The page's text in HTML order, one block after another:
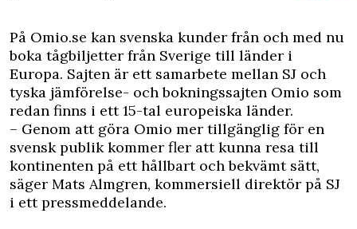
På Omio.se kan svenska kunder från och med nu
boka tågbiljetter från Sverige till länder i
Europa. Sajten är ett samarbete mellan SJ och
tyska jämförelse- och bokningssajten Omio som
redan finns i ett 15-tal europeiska länder.
– Genom att göra Omio mer tillgänglig för en
svensk publik kommer fler att kunna resa till
kontinenten på ett hållbart och bekvämt sätt,
säger Mats Almgren, kommersiell direktör på SJ
i ett pressmeddelande.